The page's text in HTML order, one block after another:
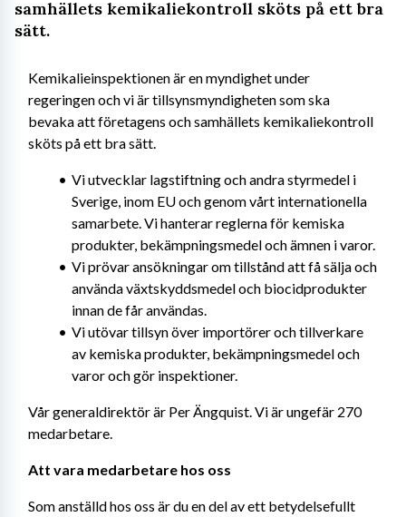
samhällets kemikaliekontroll sköts på ett bra
sätt.
Kemikalieinspektionen är en myndighet under
regeringen och vi är tillsyns­myndig­heten som ska
bevaka att företagens och samhällets kemikaliekontroll
sköts på ett bra sätt.
Vi utvecklar lagstiftning och andra styrmedel i
Sverige, inom EU och genom vårt internationella
samarbete. Vi hanterar reglerna för kemiska
produkter, bekämpningsmedel och ämnen i varor.
Vi prövar ansökningar om tillstånd att få sälja och
använda växtskyddsmedel och biocidprodukter
innan de får användas.
Vi utövar tillsyn över importörer och tillverkare
av kemiska produkter, bekämpningsmedel och
varor och gör inspektioner.
Vår generaldirektör är Per Ängquist. Vi är ungefär 270
medarbetare.
Att vara medarbetare hos oss
Som anställd hos oss är du en del av ett betydelsefullt